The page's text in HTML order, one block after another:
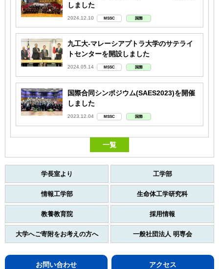
しました
2024.12.10 MSSC 国際
九工大-マレーシアプトラ大学のサテライ
トセンターを開設しました
2024.05.14 MSSC 国際
国際合同シンポジウム(SAES2023)を開催
しました
2023.12.04 MSSC 国際
一覧
学長室より 工学部
情報工学部 生命体工学研究科
教養教育院 採用情報
大学へご寄附をお考えの方へ 一般社団法人 明専会
アクセス
お問い合わせ